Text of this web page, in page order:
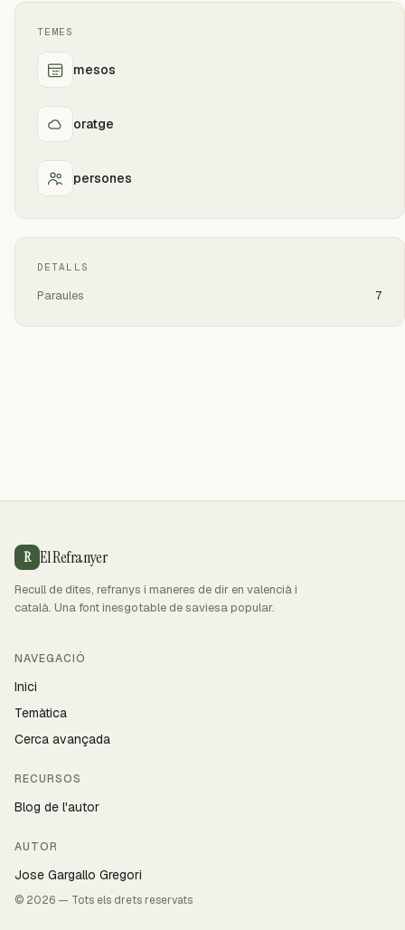
TEMES
mesos
oratge
persones
DETALLS
Paraules 7
R El Refranyer
Recull de dites, refranys i maneres de dir en valencià i
català. Una font inesgotable de saviesa popular.
NAVEGACIÓ
Inici
Temàtica
Cerca avançada
RECURSOS
Blog de l'autor
AUTOR
Jose Gargallo Gregori
© 2026 — Tots els drets reservats